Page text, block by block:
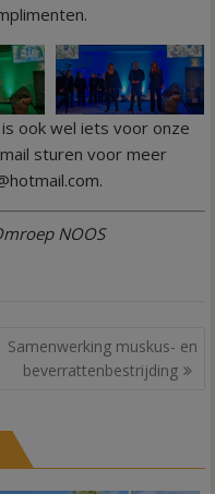
is ook wel iets voor onze
sturen voor meer
NOOS
Samenwerking muskus- en
beverrattenbestrijding